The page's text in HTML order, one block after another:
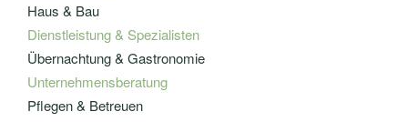
Haus & Bau
Dienstleistung & Spezialisten
Übernachtung & Gastronomie
Unternehmensberatung
Pflegen & Betreuen